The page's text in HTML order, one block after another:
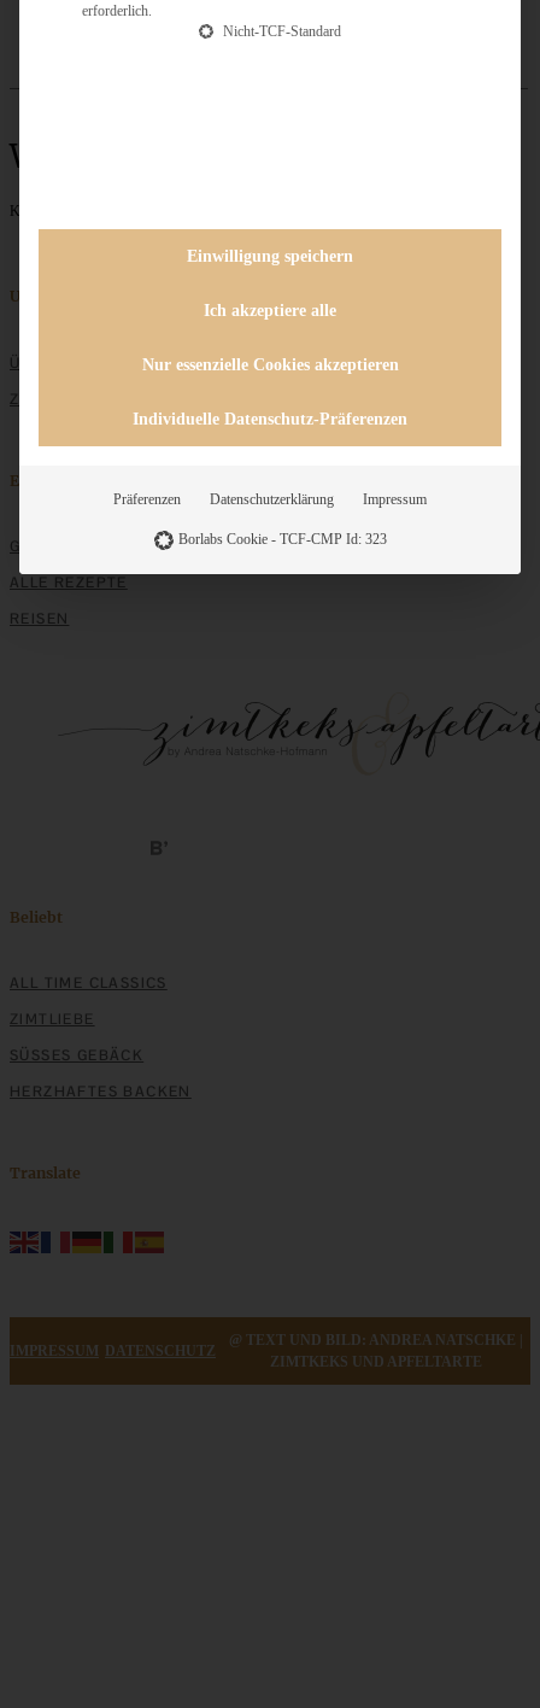
Walnüsse
Keine Beiträge gefunden
weiter »
Unternehmen
ÜBER MICH
ZUSAMMENARBEIT
Entdecken
GRUNDLAGEN
ALLE REZEPTE
REISEN
Beliebt
ALL TIME CLASSICS
ZIMTLIEBE
SÜSSES GEBÄCK
HERZHAFTES BACKEN
Translate
IMPRESSUM DATENSCHUTZ
@ TEXT UND BILD: ANDREA NATSCHKE |
ZIMTKEKS UND APFELTARTE
erforderlich.
Nicht-TCF-Standard
Einwilligung speichern
Ich akzeptiere alle
Nur essenzielle Cookies akzeptieren
Individuelle Datenschutz-Präferenzen
Präferenzen Datenschutzerklärung Impressum
Borlabs Cookie - TCF-CMP Id: 323